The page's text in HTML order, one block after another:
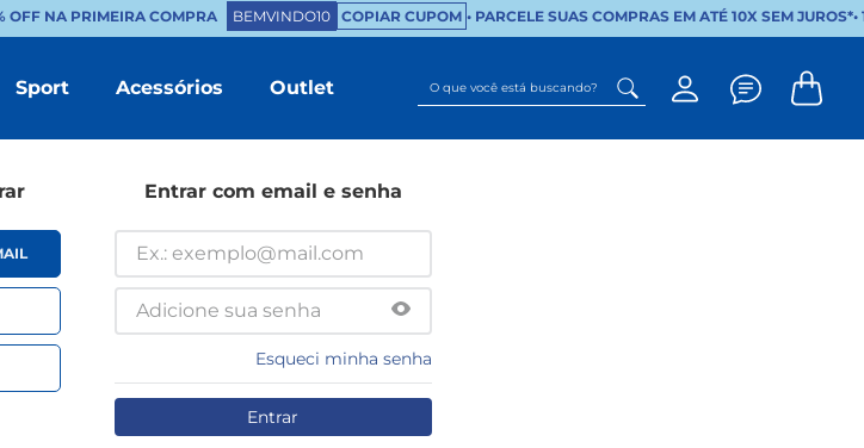
OFF NA PRIMEIRA COMPRA BEMVINDO10 COPIAR CUPOM • PARCELE SUAS COMPRAS EM ATÉ 10X SEM JUROS*•
Sport Acessórios Outlet O que você está buscando?
Entrar com email e senha
Esqueci minha senha
Entrar